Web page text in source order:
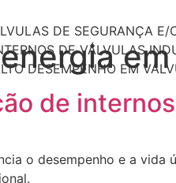
DE SEGURANÇA
DE VÁLVULAS
DESEMPENHO EM
de
o desempenho e a